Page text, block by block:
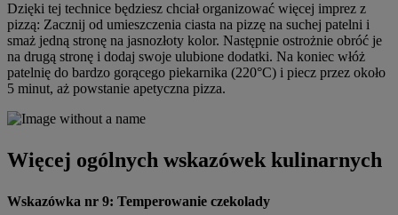
Dzięki tej technice będziesz chciał organizować więcej imprez z
pizzą: Zacznij od umieszczenia ciasta na pizzę na suchej patelni i
smaż jedną stronę na jasnozłoty kolor. Następnie ostrożnie obróć je
na drugą stronę i dodaj swoje ulubione dodatki. Na koniec włóż
patelnię do bardzo gorącego piekarnika (220°C) i piecz przez około
5 minut, aż powstanie apetyczna pizza.
Więcej ogólnych wskazówek kulinarnych
Wskazówka nr 9: Temperowanie czekolady